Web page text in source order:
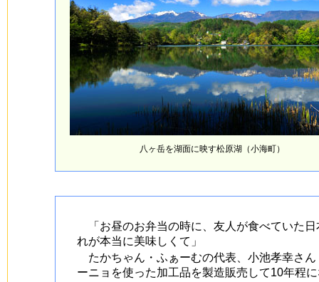
八ヶ岳を湖面に映す松原湖（小海町）
「お昼のお弁当の時に、友人が食べていた
れが本当に美味しくて」
たかちゃん・ふぁーむの代表、小池孝幸さ
ーニョを使った加工品を製造販売して10年程